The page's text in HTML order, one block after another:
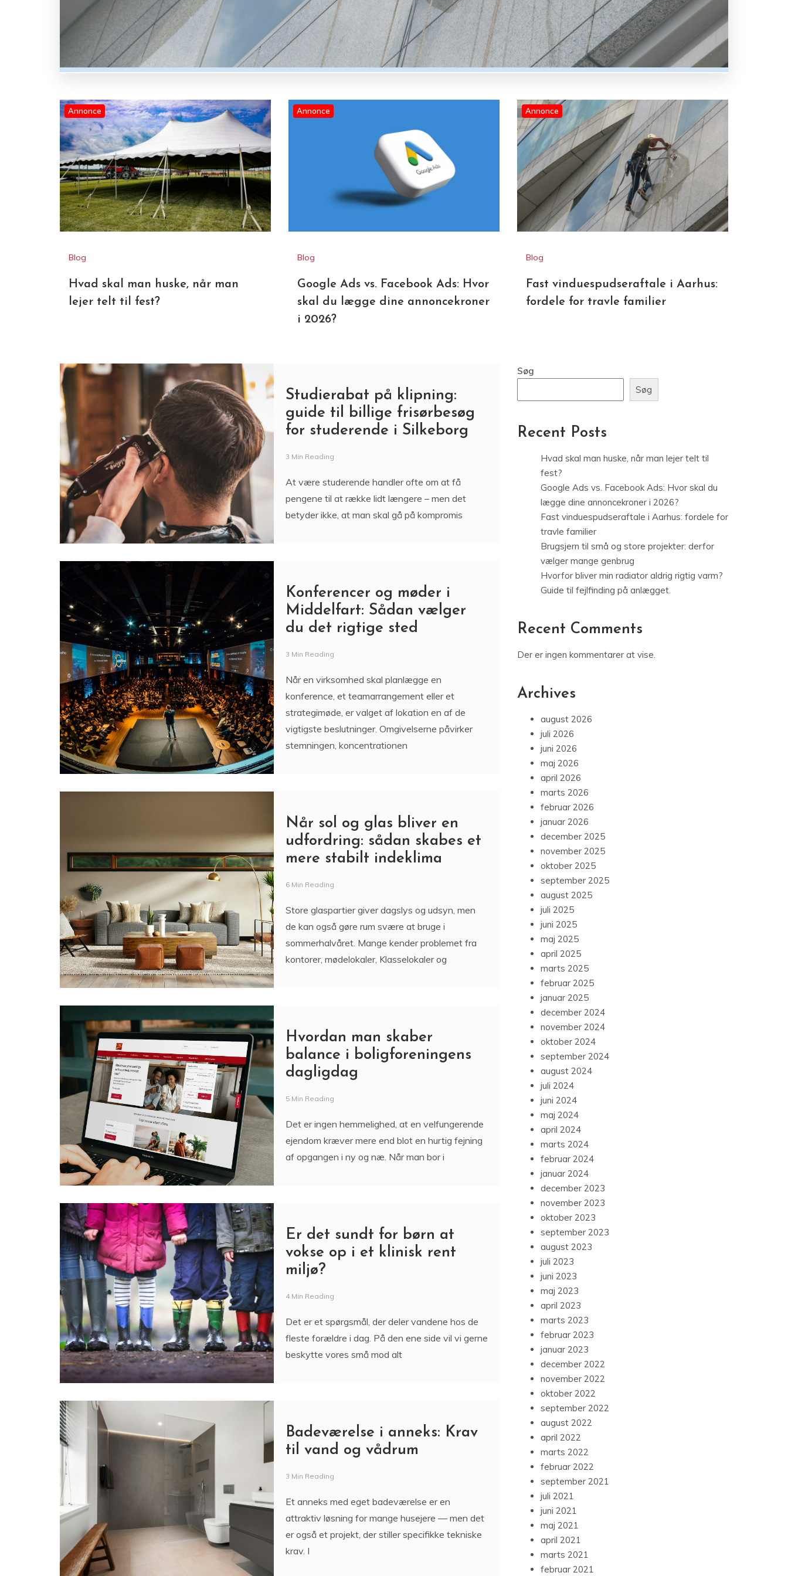
Annonce
Blog
Hvad skal man huske, når man
lejer telt til fest?
Annonce
Blog
Google Ads vs. Facebook Ads: Hvor
skal du lægge dine annoncekroner
i 2026?
Annonce
Blog
Fast vinduespudseraftale i Aarhus:
fordele for travle familier
Studierabat på klipning:
guide til billige frisørbesøg
for studerende i Silkeborg
3 Min Reading
At være studerende handler ofte om at få
pengene til at række lidt længere – men det
betyder ikke, at man skal gå på kompromis
Konferencer og møder i
Middelfart: Sådan vælger
du det rigtige sted
3 Min Reading
Når en virksomhed skal planlægge en
konference, et teamarrangement eller et
strategimøde, er valget af lokation en af de
vigtigste beslutninger. Omgivelserne påvirker
stemningen, koncentrationen
Når sol og glas bliver en
udfordring: sådan skabes et
mere stabilt indeklima
6 Min Reading
Store glaspartier giver dagslys og udsyn, men
de kan også gøre rum svære at bruge i
sommerhalvåret. Mange kender problemet fra
kontorer, mødelokaler, Klasselokaler og
Hvordan man skaber
balance i boligforeningens
dagligdag
5 Min Reading
Det er ingen hemmelighed, at en velfungerende
ejendom kræver mere end blot en hurtig fejning
af opgangen i ny og næ. Når man bor i
Er det sundt for børn at
vokse op i et klinisk rent
miljø?
4 Min Reading
Det er et spørgsmål, der deler vandene hos de
fleste forældre i dag. På den ene side vil vi gerne
beskytte vores små mod alt
Badeværelse i anneks: Krav
til vand og vådrum
3 Min Reading
Et anneks med eget badeværelse er en
attraktiv løsning for mange husejere — men det
er også et projekt, der stiller specifikke tekniske
krav. I
Søg
Søg
Recent Posts
Hvad skal man huske, når man lejer telt til
fest?
Google Ads vs. Facebook Ads: Hvor skal du
lægge dine annoncekroner i 2026?
Fast vinduespudseraftale i Aarhus: fordele for
travle familier
Brugsjern til små og store projekter: derfor
vælger mange genbrug
Hvorfor bliver min radiator aldrig rigtig varm?
Guide til fejlfinding på anlægget.
Recent Comments
Der er ingen kommentarer at vise.
Archives
august 2026
juli 2026
juni 2026
maj 2026
april 2026
marts 2026
februar 2026
januar 2026
december 2025
november 2025
oktober 2025
september 2025
august 2025
juli 2025
juni 2025
maj 2025
april 2025
marts 2025
februar 2025
januar 2025
december 2024
november 2024
oktober 2024
september 2024
august 2024
juli 2024
juni 2024
maj 2024
april 2024
marts 2024
februar 2024
januar 2024
december 2023
november 2023
oktober 2023
september 2023
august 2023
juli 2023
juni 2023
maj 2023
april 2023
marts 2023
februar 2023
januar 2023
december 2022
november 2022
oktober 2022
september 2022
august 2022
april 2022
marts 2022
februar 2022
september 2021
juli 2021
juni 2021
maj 2021
april 2021
marts 2021
februar 2021